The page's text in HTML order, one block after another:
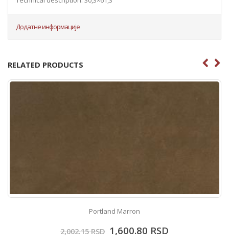
Додатне информације
RELATED PRODUCTS
Portland Marron
2,002.15RSD 1,600.80RSD